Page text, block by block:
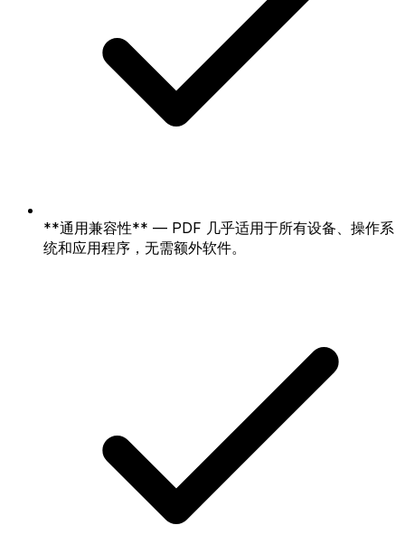
**通用兼容性** — PDF 几乎适用于所有设备、操作系
统和应用程序，无需额外软件。